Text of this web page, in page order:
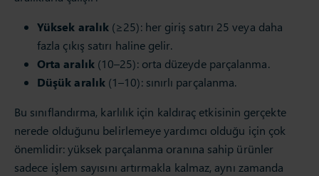
Yüksek aralık (≥25): her giriş satırı 25 veya daha
fazla çıkış satırı haline gelir.
Orta aralık(10–25): orta düzeyde parçalanma.
Düşük aralık(1–10): sınırlı parçalanma.
Bu sınıflandırma, karlılık için kaldıraç etkisinin gerçekte
nerede olduğunu belirlemeye yardımcı olduğu için çok
önemlidir: yüksek parçalanma oranına sahip ürünler
sadece işlem sayısını artırmakla kalmaz, aynı zamanda